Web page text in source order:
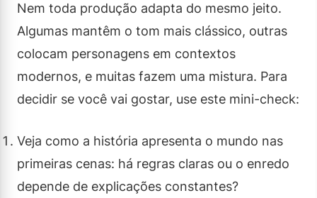
Nem toda produção adapta do mesmo jeito.
Algumas mantêm o tom mais clássico, outras
colocam personagens em contextos
modernos, e muitas fazem uma mistura. Para
decidir se você vai gostar, use este mini-check:
Veja como a história apresenta o mundo nas
primeiras cenas: há regras claras ou o enredo
depende de explicações constantes?